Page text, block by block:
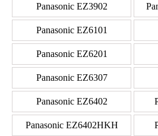
Panasonic EZ3902
Panasonic EZ6101
Panasonic EZ6201
Panasonic EZ6307
Panasonic EZ6402
Panasonic EZ6402HKH